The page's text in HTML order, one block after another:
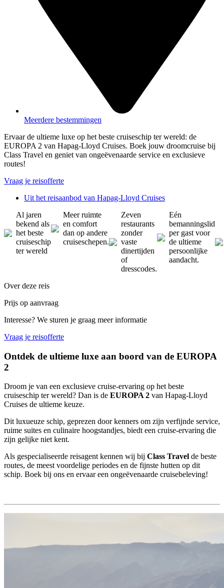
Meerdere bestemmingen
Ervaar de ultieme luxe op het beste cruiseschip ter wereld: de
EUROPA 2 van Hapag-Lloyd Cruises. Boek jouw droomcruise bij
Class Travel en geniet van ongeëvenaarde service en exclusieve
routes!
Vraag je reisofferte
Uit het reisaanbod van Hapag-Lloyd Cruises
Al jaren
bekend als
het beste
cruiseschip
ter wereld
Meer ruimte
en comfort
dan op andere
cruiseschepen.
Zeven
restaurants
zonder
vaste
dinertijden
of
dresscodes.
Eén
bemanningslid
per gast voor
de ultieme
persoonlijke
aandacht.
Over deze reis
Prijs op aanvraag
Interesse? We sturen je graag meer informatie
Vraag je reisofferte
Ontdek de ultieme luxe aan boord van de EUROPA
2
Droom je van een exclusieve cruise-ervaring op het beste
cruiseschip ter wereld? Dan is de EUROPA 2 van Hapag-Lloyd
Cruises de ultieme keuze.
Dit luxueuze schip, geprezen door kenners om zijn verfijnde service,
ruime suites en culinaire hoogstandjes, biedt een cruise-ervaring die
zijn gelijke niet kent.
Als gespecialiseerde reisagent kennen wij bij Class Travel de beste
routes, de meest voordelige periodes en de fijnste hutten op dit
schip. Boek bij ons en ervaar een ongeëvenaarde cruisebeleving!